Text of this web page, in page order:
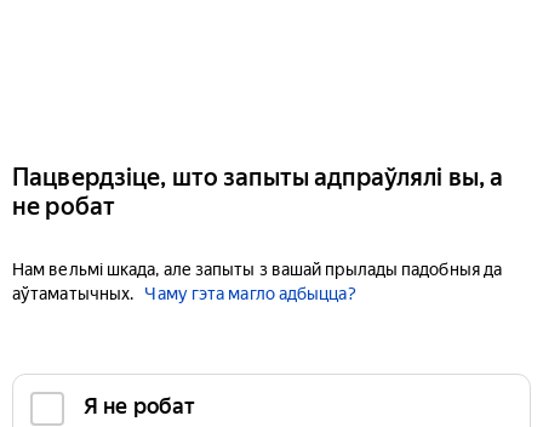
Пацвердзіце, што запыты адпраўлялі вы, а
не робат
Нам вельмі шкада, але запыты з вашай прылады падобныя да
аўтаматычных.
Чаму гэта магло адбыцца?
Я не робат